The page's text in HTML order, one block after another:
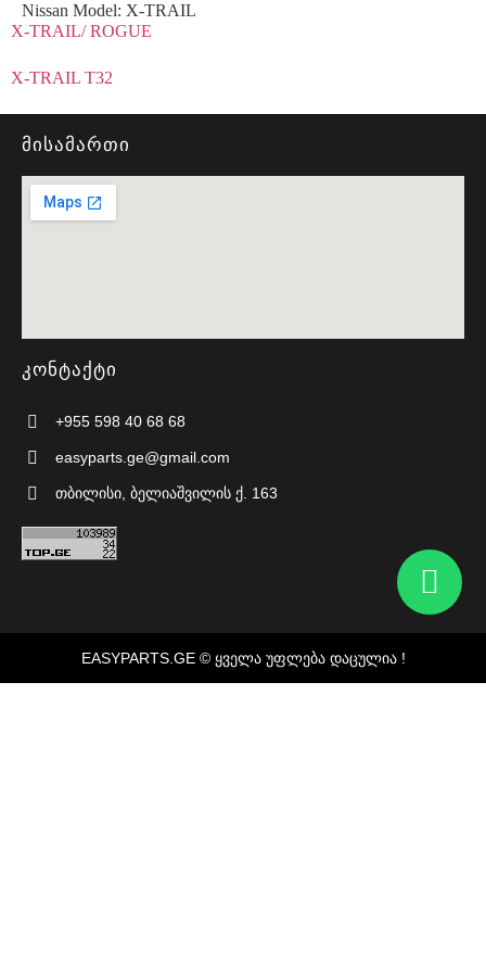
Nissan Model: X-TRAIL
X-TRAIL/ ROGUE
X-TRAIL T32
მისამართი
კონტაქტი
+955 598 40 68 68
easyparts.ge@gmail.com
თბილისი, ბელიაშვილის ქ. 163
EASYPARTS.GE © ᲧᲕᲔᲚᲐ ᲣᲤᲚᲔᲑᲐ ᲓᲐᲪᲣᲚᲘᲐ !